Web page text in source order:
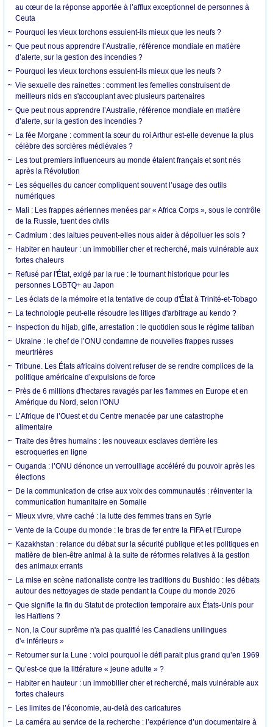
au cœur de la réponse apportée à l’afflux exceptionnel de personnes à
Ceuta
Pourquoi les vieux torchons essuient-ils mieux que les neufs ?
Que peut nous apprendre l’Australie, référence mondiale en matière
d’alerte, sur la gestion des incendies ?
Pourquoi les vieux torchons essuient-ils mieux que les neufs ?
Vie sexuelle des rainettes : comment les femelles construisent de
meilleurs nids en s'accouplant avec plusieurs partenaires
Que peut nous apprendre l’Australie, référence mondiale en matière
d’alerte, sur la gestion des incendies ?
La fée Morgane : comment la sœur du roi Arthur est-elle devenue la plus
célèbre des sorcières médiévales ?
Les tout premiers influenceurs au monde étaient français et sont nés
après la Révolution
Les séquelles du cancer compliquent souvent l’usage des outils
numériques
Mali : Les frappes aériennes menées par « Africa Corps », sous le contrôle
de la Russie, tuent des civils
Cadmium : des laitues peuvent-elles nous aider à dépolluer les sols ?
Habiter en hauteur : un immobilier cher et recherché, mais vulnérable aux
fortes chaleurs
Refusé par l'État, exigé par la rue : le tournant historique pour les
personnes LGBTQ+ au Japon
Les éclats de la mémoire et la tentative de coup d'État à Trinité-et-Tobago
La technologie peut-elle résoudre les litiges d'arbitrage au kendo ?
Inspection du hijab, gifle, arrestation : le quotidien sous le régime taliban
Ukraine : le chef de l’ONU condamne de nouvelles frappes russes
meurtrières
Tribune. Les États africains doivent refuser de se rendre complices de la
politique américaine d’expulsions de force
Près de 6 millions d'hectares ravagés par les flammes en Europe et en
Amérique du Nord, selon l'ONU
L’Afrique de l’Ouest et du Centre menacée par une catastrophe
alimentaire
Traite des êtres humains : les nouveaux esclaves derrière les
escroqueries en ligne
Ouganda : l’ONU dénonce un verrouillage accéléré du pouvoir après les
élections
De la communication de crise aux voix des communautés : réinventer la
communication humanitaire en Somalie
Mieux vivre, vivre caché : la lutte des femmes trans en Syrie
Vente de la Coupe du monde : le bras de fer entre la FIFA et l’Europe
Kazakhstan : relance du débat sur la sécurité publique et les politiques en
matière de bien-être animal à la suite de réformes relatives à la gestion
des animaux errants
La mise en scène nationaliste contre les traditions du Bushido : les débats
autour des nettoyages de stade pendant la Coupe du monde 2026
Que signifie la fin du Statut de protection temporaire aux États-Unis pour
les Haïtiens ?
Non, la Cour suprême n'a pas qualifié les Canadiens unilingues
d'« inférieurs »
Retourner sur la Lune : voici pourquoi le défi parait plus grand qu’en 1969
Qu’est-ce que la littérature « jeune adulte » ?
Habiter en hauteur : un immobilier cher et recherché, mais vulnérable aux
fortes chaleurs
Les limites de l’économie, au-delà des caricatures
La caméra au service de la recherche : l’expérience d’un documentaire à